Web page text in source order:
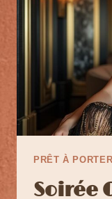
PRÊT À PORTER
Soirée